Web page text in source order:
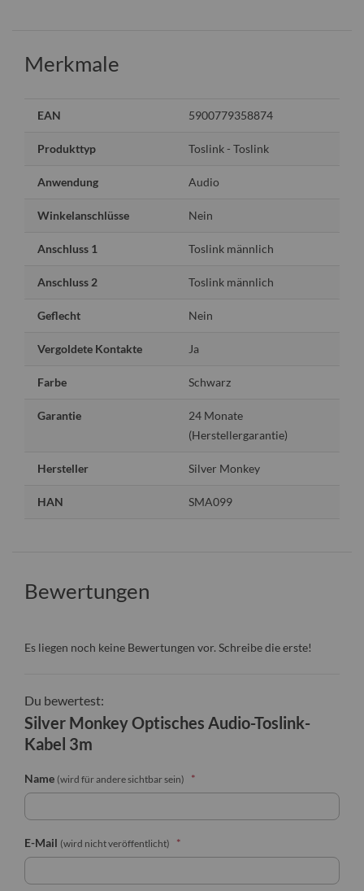
Merkmale
EAN 5900779358874
Produkttyp Toslink - Toslink
Anwendung Audio
Winkelanschlüsse Nein
Anschluss 1 Toslink männlich
Anschluss 2 Toslink männlich
Geflecht Nein
Vergoldete Kontakte Ja
Farbe Schwarz
Garantie
24 Monate
(Herstellergarantie)
Hersteller Silver Monkey
HAN SMA099
Bewertungen
Es liegen noch keine Bewertungen vor. Schreibe die erste!
Du bewertest:
Silver Monkey Optisches Audio-Toslink-
Kabel 3m
Name (wird für andere sichtbar sein)
E-Mail (wird nicht veröffentlicht)